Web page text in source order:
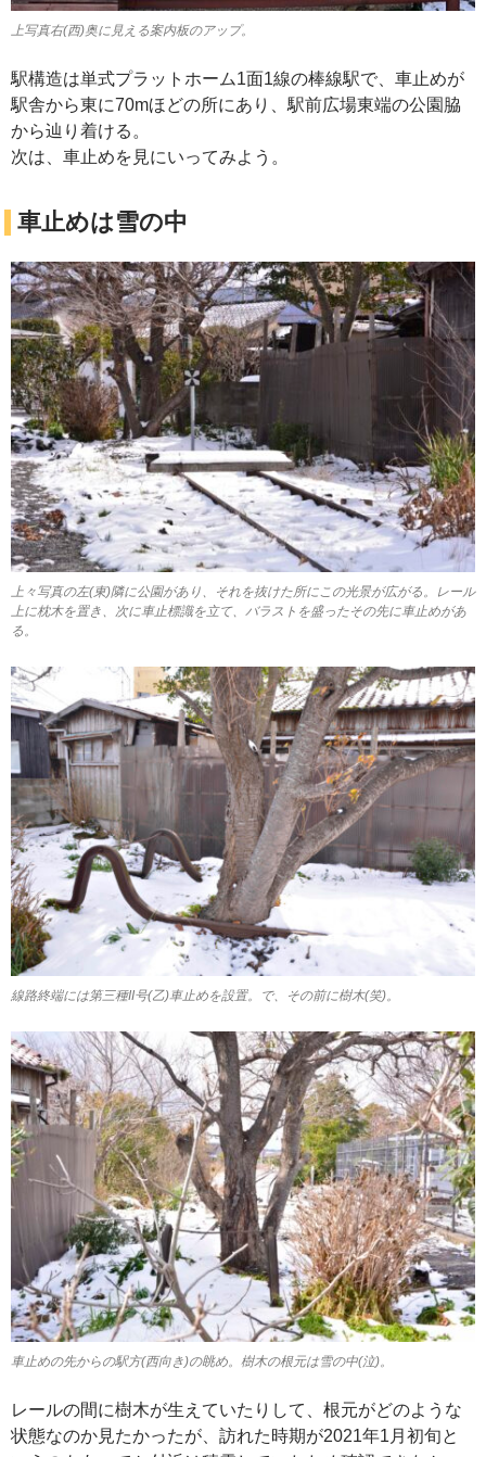
上写真右(西)奥に見える案内板のアップ。
駅構造は単式プラットホーム1面1線の棒線駅で、車止めが
駅舎から東に70mほどの所にあり、駅前広場東端の公園脇
から辿り着ける。
次は、車止めを見にいってみよう。
車止めは雪の中
上々写真の左(東)隣に公園があり、それを抜けた所にこの光景が広がる。レール
上に枕木を置き、次に車止標識を立て、バラストを盛ったその先に車止めがあ
る。
線路終端には第三種II号(乙)車止めを設置。で、その前に樹木(笑)。
車止めの先からの駅方(西向き)の眺め。樹木の根元は雪の中(泣)。
レールの間に樹木が生えていたりして、根元がどのような
状態なのか見たかったが、訪れた時期が2021年1月初旬と